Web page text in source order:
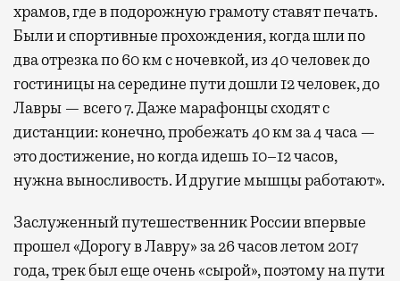
храмов, где в подорожную грамоту ставят печать.
Были и спортивные прохождения, когда шли по
два отрезка по 60 км с ночевкой, из 40 человек до
гостиницы на середине пути дошли 12 человек, до
Лавры — всего 7. Даже марафонцы сходят с
дистанции: конечно, пробежать 40 км за 4 часа —
это достижение, но когда идешь 10–12 часов,
нужна выносливость. И другие мышцы работают».
Заслуженный путешественник России впервые
прошел «Дорогу в Лавру» за 26 часов летом 2017
года, трек был еще очень «сырой», поэтому на пути